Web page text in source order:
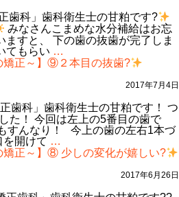
し
た??
4
本
全
て
抜
歯
完
了
し
ま
し
歯科」歯科衛生士の甘粕です?
みなさんこまめな水分補給はお忘
ますと、 下の歯の抜歯が完了しま
てもらい …
指
美
人〜
大
の
矯
3
矯正～】⑨２本目の抜歯?
2017年7月4日
正歯科」歯科衛生士の甘粕です！ つ
た！ 今回は左上の5番目の歯で
すんなり！ 今上の歯の左右1本づ
開けて …
指
せ
矯正～】⑧ 少しの変化が嬉しい?
2017年6月26日